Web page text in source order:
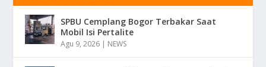
SPBU Cemplang Bogor Terbakar Saat
Mobil Isi Pertalite
Agu 9, 2026 | NEWS